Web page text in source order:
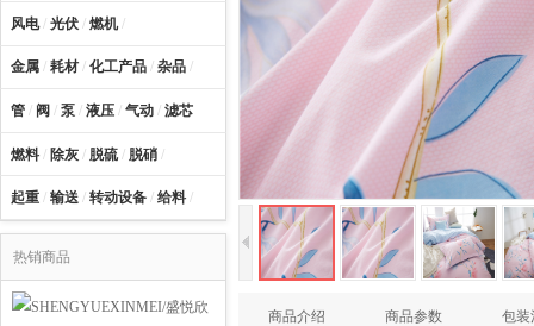
风电/ 光伏 / 燃机/
金属 / 耗材 / 化工产品 / 杂品 /
管 / 阀 / 泵 / 液压 / 气动 / 滤芯
燃料 / 除灰 / 脱硫/ 脱硝 /
起重 / 输送 / 转动设备 / 给料 /
热销商品
商品介绍 商品参数 包装